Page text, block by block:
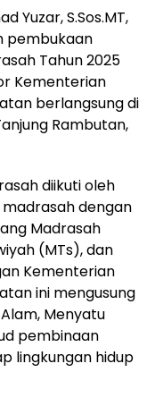
Yuzar, S.Sos.MT,
pembukaan
Tahun 2025
Kementerian
berlangsung di
Rambutan,
diikuti oleh
dengan
Madrasah
(MTs), dan
Kementerian
ini mengusung
Menyatu
pembinaan
lingkungan hidup